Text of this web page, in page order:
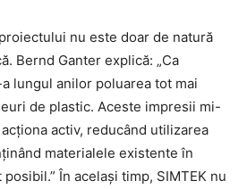
nu este doar de natură
Bernd Ganter explică: „Ca
lungul anilor poluarea tot mai
de plastic. Aceste impresii mi-
activ, reducând utilizarea
materialele existente în
În același timp, SIMTEK nu